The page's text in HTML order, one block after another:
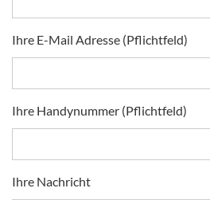
Ihre E-Mail Adresse (Pflichtfeld)
Ihre Handynummer (Pflichtfeld)
Ihre Nachricht